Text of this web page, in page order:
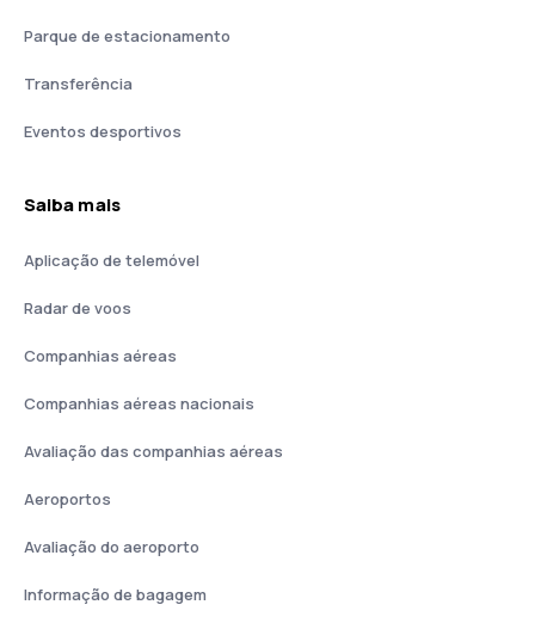
Parque de estacionamento
Transferência
Eventos desportivos
Saiba mais
Aplicação de telemóvel
Radar de voos
Companhias aéreas
Companhias aéreas nacionais
Avaliação das companhias aéreas
Aeroportos
Avaliação do aeroporto
Informação de bagagem